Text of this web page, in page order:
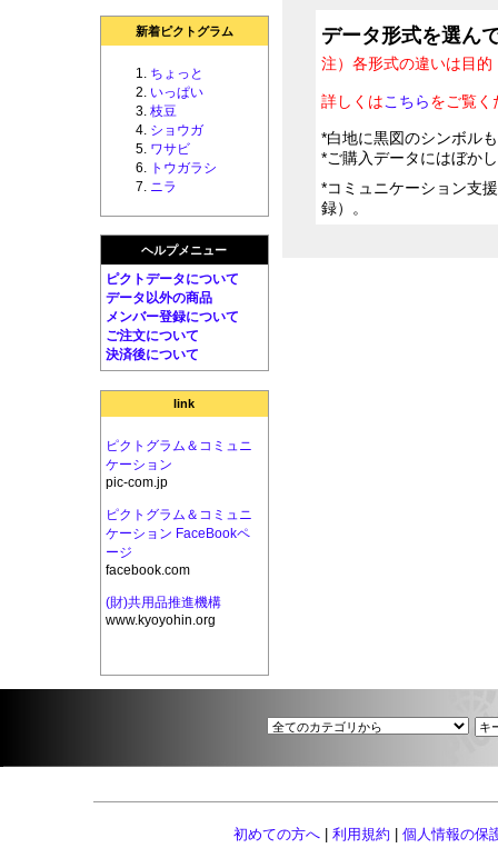
新着ピクトグラム
ちょっと
いっぱい
枝豆
ショウガ
ワサビ
トウガラシ
ニラ
ヘルプメニュー
ピクトデータについて
データ以外の商品
メンバー登録について
ご注文について
決済後について
link
ピクトグラム＆コミュニ
ケーション
pic-com.jp
ピクトグラム＆コミュニ
ケーション FaceBookペ
ージ
facebook.com
(財)共用品推進機構
www.kyoyohin.org
データ形式を選ん
注）各形式の違いは目
詳しくはこちらをご覧く
*白地に黒図のシンボル
*ご購入データにはぼか
*コミュニケーション支
録）。
初めての方へ 利用規約 個人情報の保